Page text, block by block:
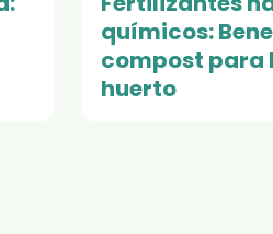
químicos:
compost para
huerto